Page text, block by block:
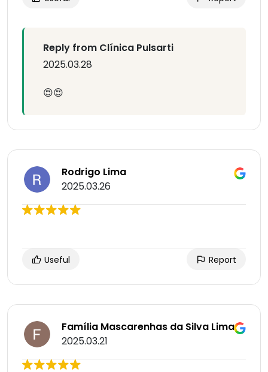
Reply from Clínica Pulsarti
2025.03.28
😍😍
Rodrigo Lima
2025.03.26
Useful Report
Família Mascarenhas da Silva Lima
2025.03.21